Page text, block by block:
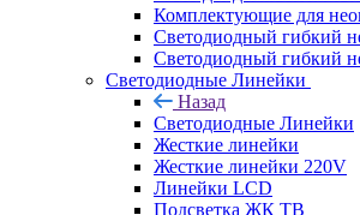
Комплектующие для
Светодиодный гибкий
Светодиодный гибкий
Светодиодные Линейки
Назад
Светодиодные Линейки
Жесткие линейки
Жесткие линейки 220V
Линейки LCD
Подсветка ЖК ТВ